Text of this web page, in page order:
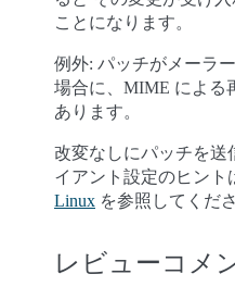
ことになります。
例外: パッチがメーラ
場合に、MIME による
あります。
改変なしにパッチを送
イアント設定のヒント
Linux を参照してくださ
レビューコメ